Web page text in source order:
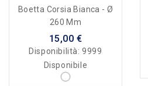
Boetta Corsia Bianca - Ø
260 Mm
15,00 €
Disponibilità:9999
Disponibile